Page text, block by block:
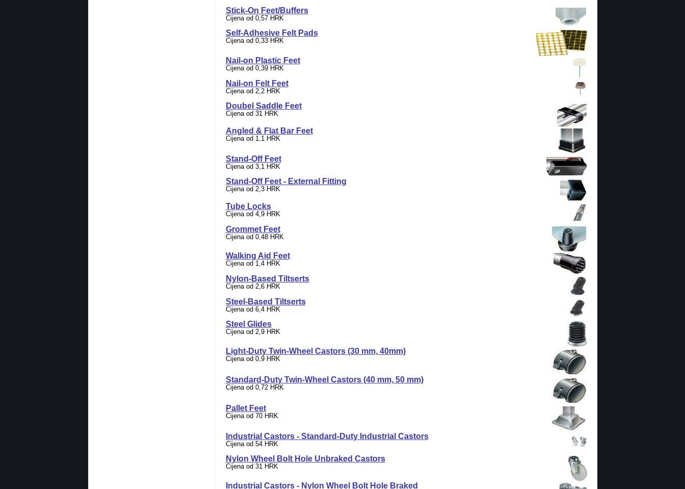
Stick-On Feet/Buffers
Cijena od 0,57 HRK
Self-Adhesive Felt Pads
Cijena od 0,33 HRK
Nail-on Plastic Feet
Cijena od 0,39 HRK
Nail-on Felt Feet
Cijena od 2,2 HRK
Doubel Saddle Feet
Cijena od 31 HRK
Angled & Flat Bar Feet
Cijena od 1,1 HRK
Stand-Off Feet
Cijena od 3,1 HRK
Stand-Off Feet - External Fitting
Cijena od 2,3 HRK
Tube Locks
Cijena od 4,9 HRK
Grommet Feet
Cijena od 0,48 HRK
Walking Aid Feet
Cijena od 1,4 HRK
Nylon-Based Tiltserts
Cijena od 2,6 HRK
Steel-Based Tiltserts
Cijena od 6,4 HRK
Steel Glides
Cijena od 2,9 HRK
Light-Duty Twin-Wheel Castors (30 mm, 40mm)
Cijena od 0,9 HRK
Standard-Duty Twin-Wheel Castors (40 mm, 50 mm)
Cijena od 0,72 HRK
Pallet Feet
Cijena od 70 HRK
Industrial Castors - Standard-Duty Industrial Castors
Cijena od 54 HRK
Nylon Wheel Bolt Hole Unbraked Castors
Cijena od 31 HRK
Industrial Castors - Nylon Wheel Bolt Hole Braked